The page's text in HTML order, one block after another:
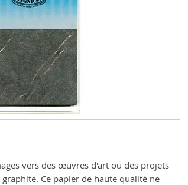
vers des œuvres d'art ou des projets
Ce papier de haute qualité ne